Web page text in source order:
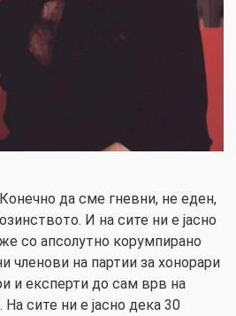
да сме гневни, не еден,
И на сите ни е јасно
со апсолутно корумпирано
членови на партии за хонорари
и експерти до сам врв на
сите ни е јасно дека 30